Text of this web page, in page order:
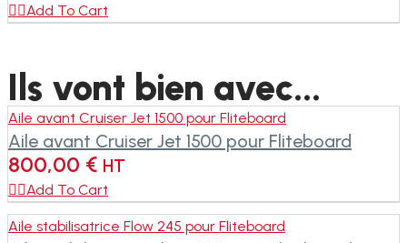
Add To Cart
Ils vont bien avec...
Aile avant Cruiser Jet 1500 pour Fliteboard
Aile avant Cruiser Jet 1500 pour Fliteboard
800,00 € HT
Add To Cart
Aile stabilisatrice Flow 245 pour Fliteboard